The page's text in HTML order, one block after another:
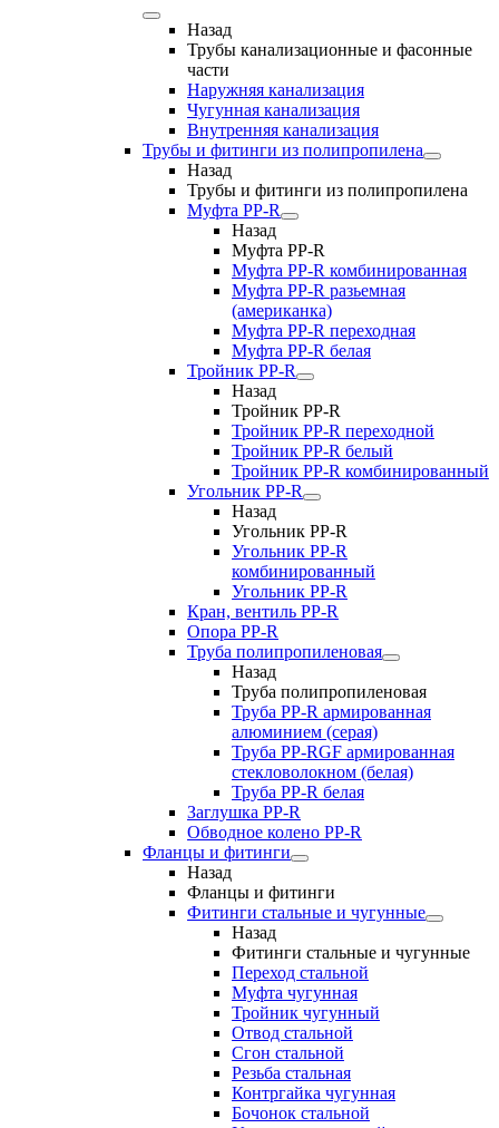
Назад
Трубы канализационные и фасонные
части
Наружняя канализация
Чугунная канализация
Внутренняя канализация
Трубы и фитинги из полипропилена
Назад
Трубы и фитинги из полипропилена
Муфта PP-R
Назад
Муфта PP-R
Муфта РР-R комбинированная
Муфта РР-R разьемная
(американка)
Муфта РР-R переходная
Муфта РР-R белая
Тройник PP-R
Назад
Тройник PP-R
Тройник РР-R переходной
Тройник РР-R белый
Тройник РР-R комбинированный
Угольник PP-R
Назад
Угольник PP-R
Угольник РР-R
комбинированный
Угольник РР-R
Кран, вентиль PP-R
Опора PP-R
Труба полипропиленовая
Назад
Труба полипропиленовая
Труба PP-R армированная
алюминием (серая)
Труба PP-RGF армированная
стекловолокном (белая)
Труба РР-R белая
Заглушка PP-R
Обводное колено PP-R
Фланцы и фитинги
Назад
Фланцы и фитинги
Фитинги стальные и чугунные
Назад
Фитинги стальные и чугунные
Переход стальной
Муфта чугунная
Тройник чугунный
Отвод стальной
Сгон стальной
Резьба стальная
Контргайка чугунная
Бочонок стальной